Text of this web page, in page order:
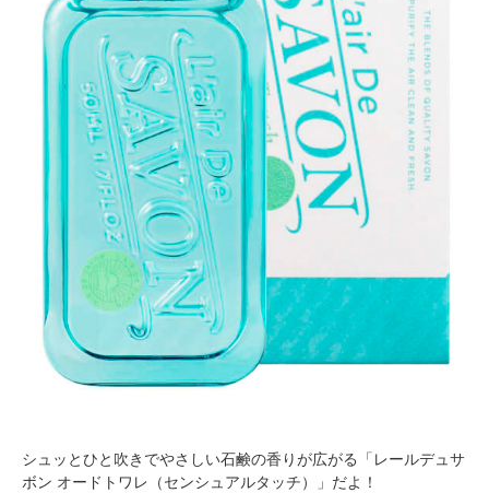
シュッとひと吹きでやさしい石鹸の香りが広がる「レールデュサ
ボン オードトワレ（センシュアルタッチ）」だよ！
閉じる
pecodogs
いぬ部をフォロー
pecocats
ねこ部をフォロー
PECOアプリをダウンロード済みの方
アプリで開く
アプリをダウンロードする